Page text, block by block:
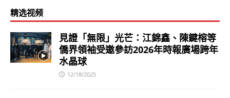
精选视频
見證「無限」光芒：江錦鑫、陳鍵榕等
僑界領袖受邀參訪2026年時報廣場跨年
水晶球
12/18/2025